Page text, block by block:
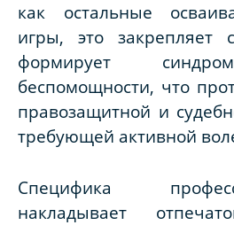
как остальные
игры, это закрепляет
формирует
беспомощности, что
правозащитной и
требующей активной
Специфика
накладывает